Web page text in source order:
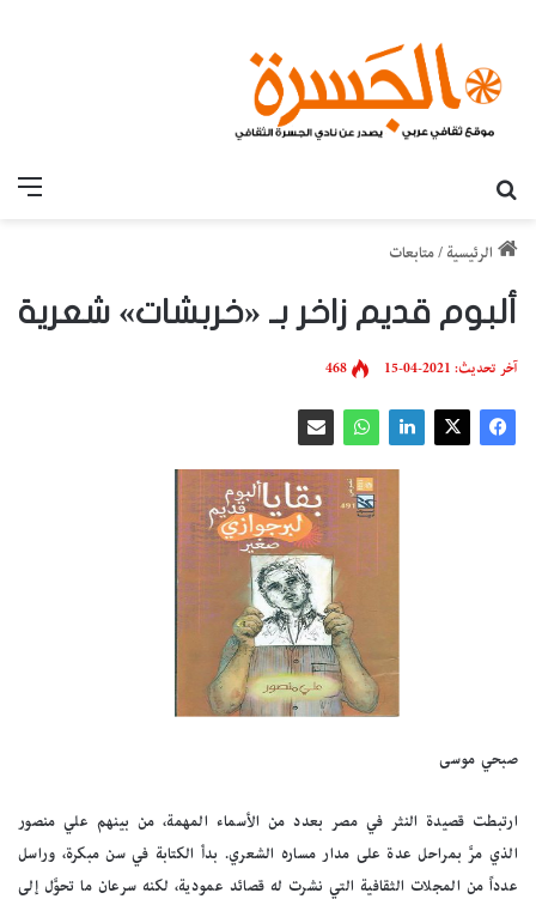
الرئيسية /متابعات
ألبوم قديم زاخر بـ «خربشات» شعرية
آخر تحديث: 2021-04-15 468
صبحي موسى
ارتبطت قصيدة النثر في مصر بعدد من الأسماء المهمة، من بينهم علي منصور
الذي مرَّ بمراحل عدة على مدار مساره الشعري. بدأ الكتابة في سن مبكرة، وراسل
عدداً من المجلات الثقافية التي نشرت له قصائد عمودية، لكنه سرعان ما تحوَّل إلى